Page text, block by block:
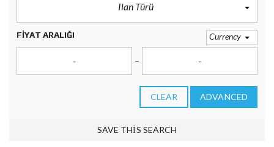
Ilan Türü
FIYAT ARALIĞI Currency
CLEAR ADVANCED
SAVE THIS SEARCH